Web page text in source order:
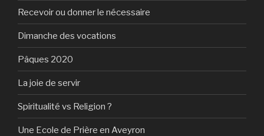
Recevoir ou donner le nécessaire
Dimanche des vocations
Pâques 2020
La joie de servir
Spiritualité vs Religion ?
Une Ecole de Prière en Aveyron